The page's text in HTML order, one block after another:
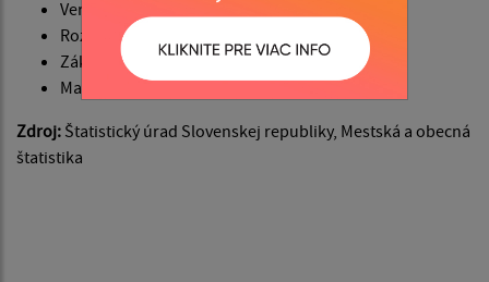
Verejný vodovod
Rozvodná sieť plynu
Základná škola
Materská škola
Zdroj: Štatistický úrad Slovenskej republiky, Mestská a obecná
štatistika